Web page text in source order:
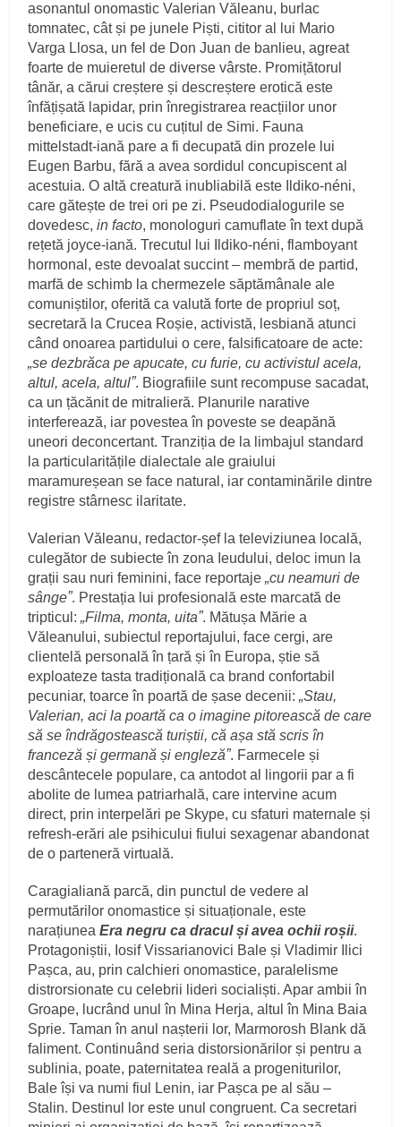
asonantul onomastic Valerian Văleanu, burlac
tomnatec, cât și pe junele Piști, cititor al lui Mario
Varga Llosa, un fel de Don Juan de banlieu, agreat
foarte de muieretul de diverse vârste. Promițătorul
tânăr, a cărui creștere și descreștere erotică este
înfățișată lapidar, prin înregistrarea reacțiilor unor
beneficiare, e ucis cu cuțitul de Simi. Fauna
mittelstadt-iană pare a fi decupată din prozele lui
Eugen Barbu, fără a avea sordidul concupiscent al
acestuia. O altă creatură inubliabilă este Ildiko-néni,
care gătește de trei ori pe zi. Pseudodialogurile se
dovedesc,in facto, monologuri camuflate în text după
rețetă joyce-iană. Trecutul lui Ildiko-néni, flamboyant
hormonal, este devoalat succint – membră de partid,
marfă de schimb la chermezele săptămânale ale
comuniștilor, oferită ca valută forte de propriul soț,
secretară la Crucea Roșie, activistă, lesbiană atunci
când onoarea partidului o cere, falsificatoare de acte:
„se dezbrăca pe apucate, cu furie, cu activistul acela,
altul, acela, altulˮ. Biografiile sunt recompuse sacadat,
ca un țăcănit de mitralieră. Planurile narative
interferează, iar povestea în poveste se deapănă
uneori deconcertant. Tranziția de la limbajul standard
la particularitățile dialectale ale graiului
maramureșean se face natural, iar contaminările dintre
registre stârnesc ilaritate.
Valerian Văleanu, redactor-șef la televiziunea locală,
culegător de subiecte în zona Ieudului, deloc imun la
grații sau nuri feminini, face reportaje„cu neamuri de
sângeˮ. Prestația lui profesională este marcată de
tripticul:„Filma, monta, uitaˮ. Mătușa Mărie a
Văleanului, subiectul reportajului, face cergi, are
clientelă personală în țară și în Europa, știe să
exploateze tasta tradițională ca brand confortabil
pecuniar, toarce în poartă de șase decenii:„Stau,
Valerian, aci la poartă ca o imagine pitorească de care
să se îndrăgostească turiștii, că așa stă scris în
franceză și germană și englezăˮ. Farmecele și
descântecele populare, ca antodot al lingorii par a fi
abolite de lumea patriarhală, care intervine acum
direct, prin interpelări pe Skype, cu sfaturi maternale și
refresh-erări ale psihicului fiului sexagenar abandonat
de o parteneră virtuală.
Caragialiană parcă, din punctul de vedere al
permutărilor onomastice și situaționale, este
narațiuneaEra negru ca dracul și avea ochii roșii.
Protagoniștii, Iosif Vissarianovici Bale și Vladimir Ilici
Pașca, au, prin calchieri onomastice, paralelisme
distrorsionate cu celebrii lideri socialiști. Apar ambii în
Groape, lucrând unul în Mina Herja, altul în Mina Baia
Sprie. Taman în anul nașterii lor, Marmorosh Blank dă
faliment. Continuând seria distorsionărilor și pentru a
sublinia, poate, paternitatea reală a progeniturilor,
Bale își va numi fiul Lenin, iar Pașca pe al său –
Stalin. Destinul lor este unul congruent. Ca secretari